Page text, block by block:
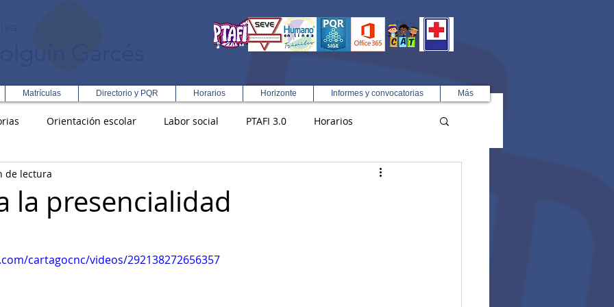
Matrículas Directorio y PQR Horarios Horizonte Informes y convocatorias Más
Orientación escolar Labor social PTAFI 3.0 Horarios
Integral en Turismo
la presencialidad
de lectura
cartagocnc/videos/292138272656357